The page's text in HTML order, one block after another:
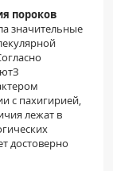
пороков
значительные
с пахигирией,
лежат в
достоверно